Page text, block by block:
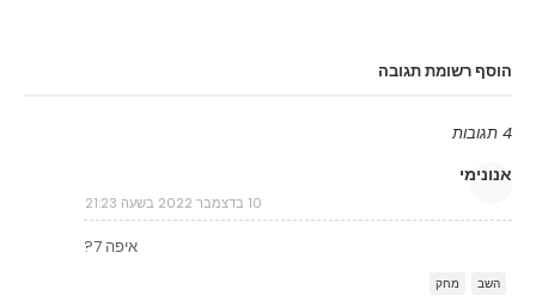
הוסף רשומת תגובה
4 תגובות
אנונימי
10 בדצמבר 2022 בשעה 21:23
איפה 7?
השב מחק